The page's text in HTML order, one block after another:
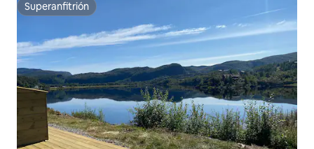
Superanfitrión
Superanfitrión